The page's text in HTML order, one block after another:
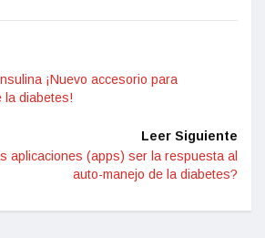
¡Nuevo accesorio para
la diabetes!
Leer Siguiente
aplicaciones (apps) ser la respuesta al
auto-manejo de la diabetes?